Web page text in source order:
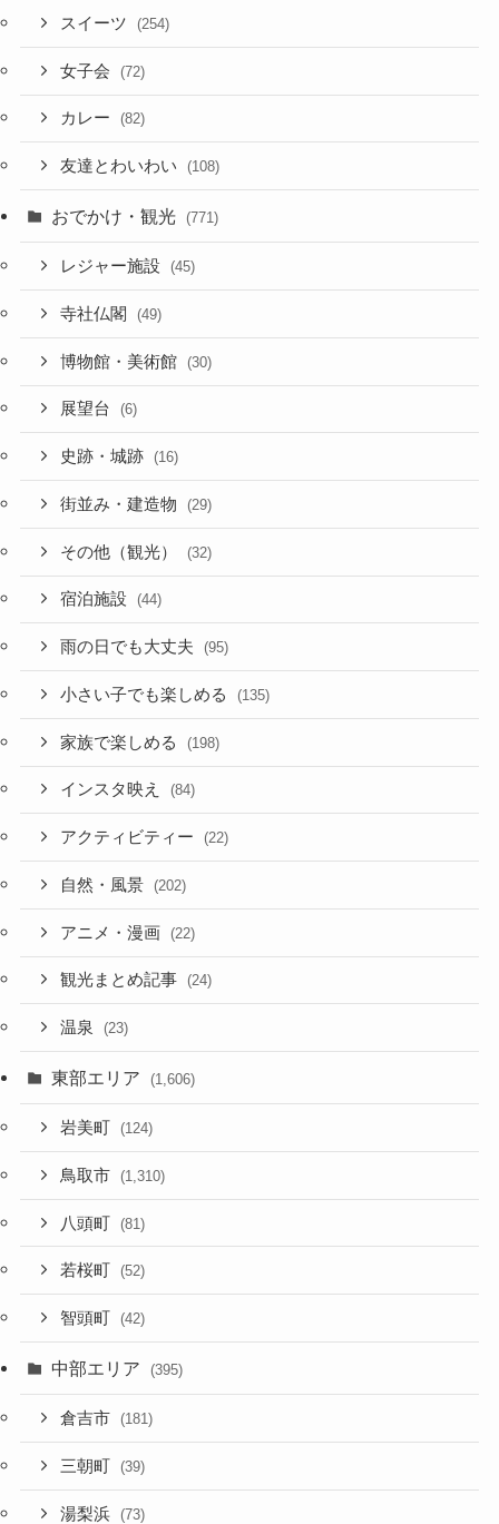
スイーツ (254)
女子会 (72)
カレー (82)
友達とわいわい (108)
おでかけ・観光 (771)
レジャー施設 (45)
寺社仏閣 (49)
博物館・美術館 (30)
展望台 (6)
史跡・城跡 (16)
街並み・建造物 (29)
その他（観光） (32)
宿泊施設 (44)
雨の日でも大丈夫 (95)
小さい子でも楽しめる (135)
家族で楽しめる (198)
インスタ映え (84)
アクティビティー (22)
自然・風景 (202)
アニメ・漫画 (22)
観光まとめ記事 (24)
温泉 (23)
東部エリア (1,606)
岩美町 (124)
鳥取市 (1,310)
八頭町 (81)
若桜町 (52)
智頭町 (42)
中部エリア (395)
倉吉市 (181)
三朝町 (39)
湯梨浜 (73)